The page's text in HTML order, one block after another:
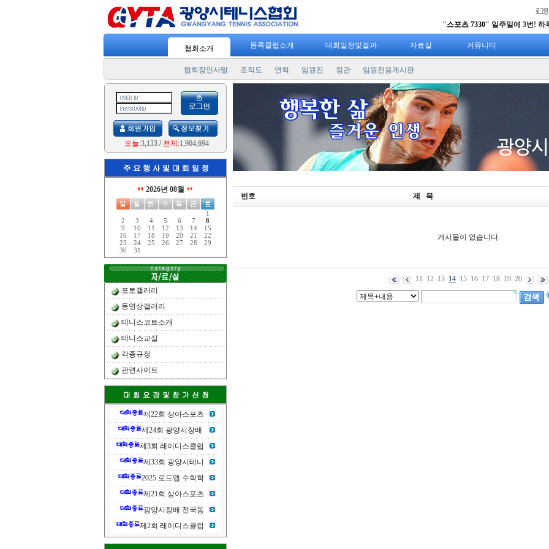
스포츠 7330" 일주일에 3번! 하루
협회소개 등록클럽소개 대회일정및결과 자료실 커뮤니티
협회장인사말 조직도 연혁 임원진 정관 임원전용게시판
오늘:3,133 / 전체 :1,904,694
2026년 08월
1
2
3 4 5 6 7
8
9
10 11 12 13 14
15
16
17 18 19 20 21
22
23
24 25 26 27 28
29
30
31
포토갤러리
동영상갤러리
테니스코트소개
테니스교실
각종규정
관련사이트
제22회 상아스포츠
제24회 광양시장배
제3회 레이디스클럽
제33회 광양시테니
2025 로드맵 수학학
제21회 상아스포츠
광양시장배 전국동
제2회 레이디스클럽
번호
제 목
게시물이 없습니다.
11 12 13 14 15 16 17 18 19 20